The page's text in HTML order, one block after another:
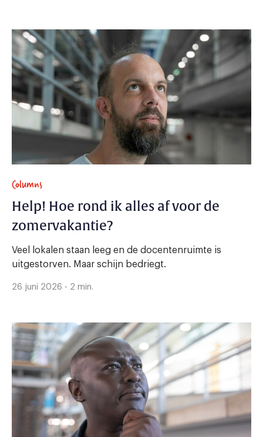
Columns
Help! Hoe rond ik alles af voor de
zomervakantie?
Veel lokalen staan leeg en de docentenruimte is
uitgestorven. Maar schijn bedriegt.
26 juni 2026 - 2 min.